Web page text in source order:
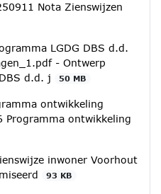
Nota Zienswijzen
LGDG DBS d.d.
- Ontwerp
d.d. j
50 MB
ontwikkeling
Programma ontwikkeling
inwoner Voorhout
93 KB